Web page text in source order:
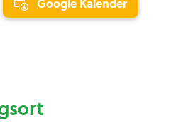
Google Kalender